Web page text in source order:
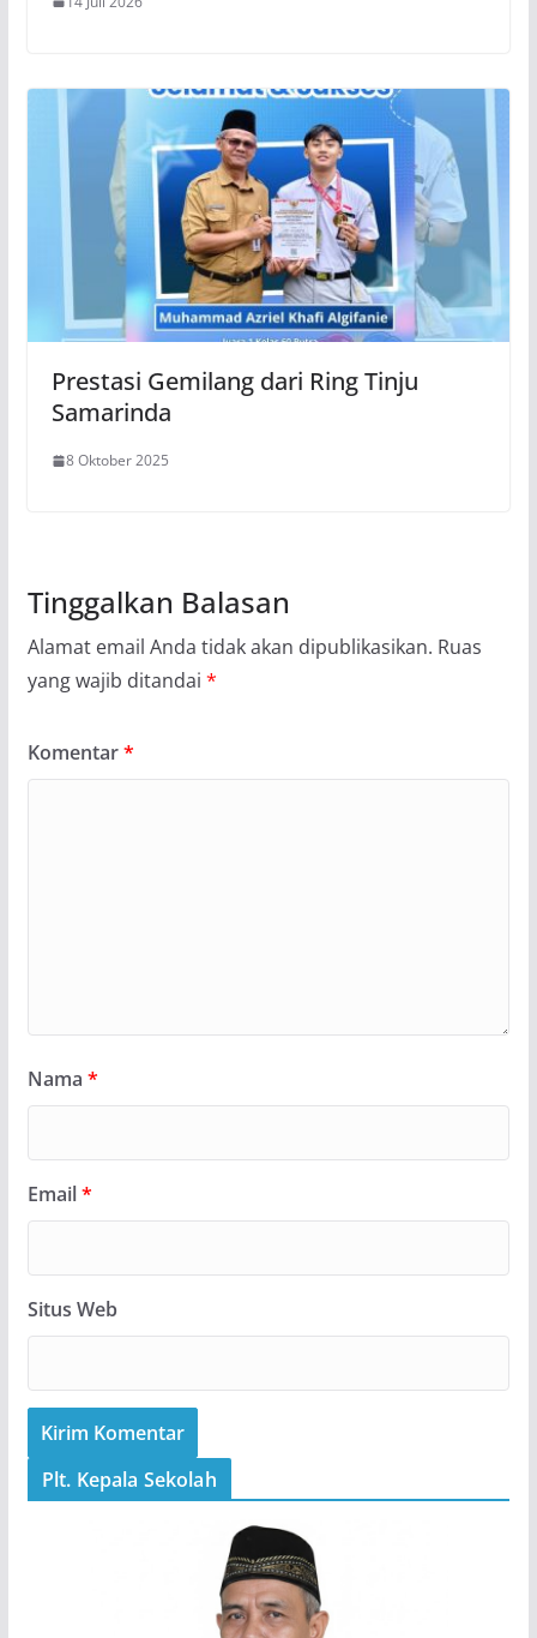
Prestasi Gemilang dari Ring Tinju
Samarinda
8 Oktober 2025
Tinggalkan Balasan
Alamat email Anda tidak akan dipublikasikan. Ruas
yang wajib ditandai *
Komentar*
Nama *
Email*
Situs Web
Plt. Kepala Sekolah